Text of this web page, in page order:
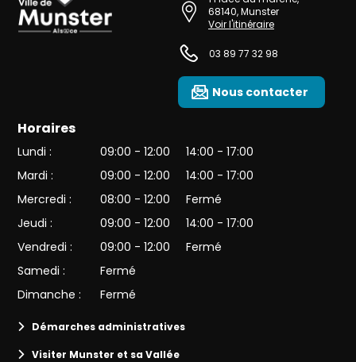
68140,Munster
Voir l'itinéraire
03 89 77 32 98
Nous contacter
Horaires
Lundi : 09:00 - 12:00
14:00 - 17:00
Mardi :
09:00 - 12:00
14:00 - 17:00
Mercredi :
08:00 - 12:00
Fermé
Jeudi :
09:00 - 12:00
14:00 - 17:00
Vendredi :
09:00 - 12:00
Fermé
Samedi :
Fermé
Dimanche :
Fermé
Démarches administratives
Visiter Munster et sa Vallée